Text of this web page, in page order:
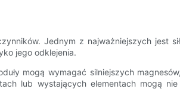
Jednym z najważniejszych jest
jego odklejenia.
mogą wymagać silniejszych
lub wystających elementach mogą